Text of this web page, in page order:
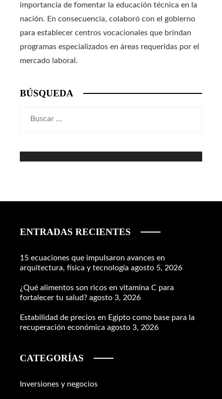
importancia de fomentar la educación técnica en la
nación. En consecuencia, colaboró con el gobierno
para establecer centros vocacionales que brindan
programas especializados en áreas requeridas por el
mercado laboral.
BÚSQUEDA
ENTRADAS RECIENTES
15 ecuaciones que impulsaron avances en
arquitectura, física y tecnología agosto 5, 2026
¿Qué alimentos son ricos en vitamina C para
fortalecer tu salud? agosto 3, 2026
Estabilidad de precios en Egipto como base para la
recuperación económica agosto 3, 2026
CATEGORÍAS
Inversiones y negocios